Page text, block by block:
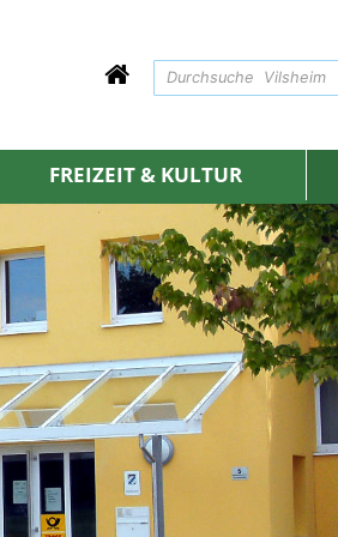
FREIZEIT & KULTUR